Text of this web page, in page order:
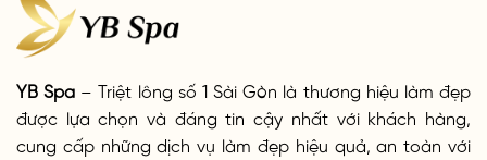
YB Spa – Triệt lông số 1 Sài Gòn là thương hiệu làm đẹp
được lựa chọn và đáng tin cậy nhất với khách hàng,
cung cấp những dịch vụ làm đẹp hiệu quả, an toàn với